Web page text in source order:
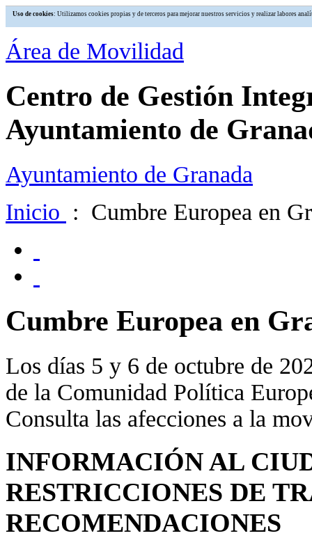
Uso de cookies: Utilizamos cookies propias y de terceros para mejorar nuestros servicios y realizar labores
Área de Movilidad
Centro de Gestión
Ayuntamiento de
Ayuntamiento de Granada
Inicio : Cumbre Europea en
Cumbre Europea en
Los días 5 y 6 de octubre de
de la Comunidad Política
Consulta las afecciones a la
INFORMACIÓN AL
RESTRICCIONES DE
RECOMENDACIONES